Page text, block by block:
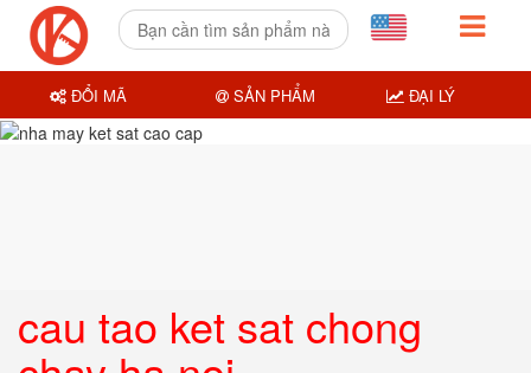
cau tao ket sat chong
ĐỔI MÃ SẢN PHẨM ĐẠI LÝ